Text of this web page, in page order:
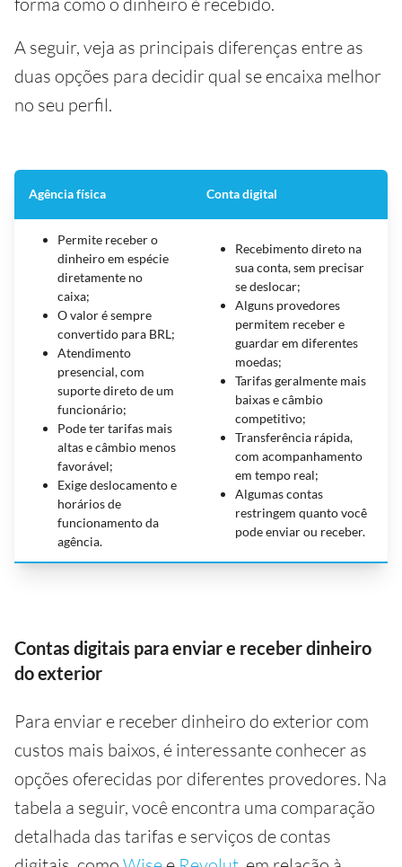
A seguir, veja as principais diferenças entre as
duas opções para decidir qual se encaixa melhor
no seu perfil.
Agência física Conta digital
Permite receber o
dinheiro em espécie
diretamente no
caixa;
O valor é sempre
convertido para BRL;
Atendimento
presencial, com
suporte direto de um
funcionário;
Pode ter tarifas mais
altas e câmbio menos
favorável;
Exige deslocamento e
horários de
funcionamento da
agência.
Recebimento direto na
sua conta, sem precisar
se deslocar;
Alguns provedores
permitem receber e
guardar em diferentes
moedas;
Tarifas geralmente mais
baixas e câmbio
competitivo;
Transferência rápida,
com acompanhamento
em tempo real;
Algumas contas
restringem quanto você
pode enviar ou receber.
Contas digitais para enviar e receber dinheiro
do exterior
Para enviar e receber dinheiro do exterior com
custos mais baixos, é interessante conhecer as
opções oferecidas por diferentes provedores. Na
tabela a seguir, você encontra uma comparação
detalhada das tarifas e serviços de contas